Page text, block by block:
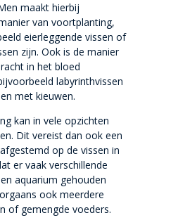
maakt hierbij
van voortplanting,
eierleggende vissen of
zijn. Ook is de manier
in het bloed
labyrinthvissen
met kieuwen.
kan in vele opzichten
Dit vereist dan ook een
op de vissen in
er vaak verschillende
aquarium gehouden
ook meerdere
of gemengde voeders.